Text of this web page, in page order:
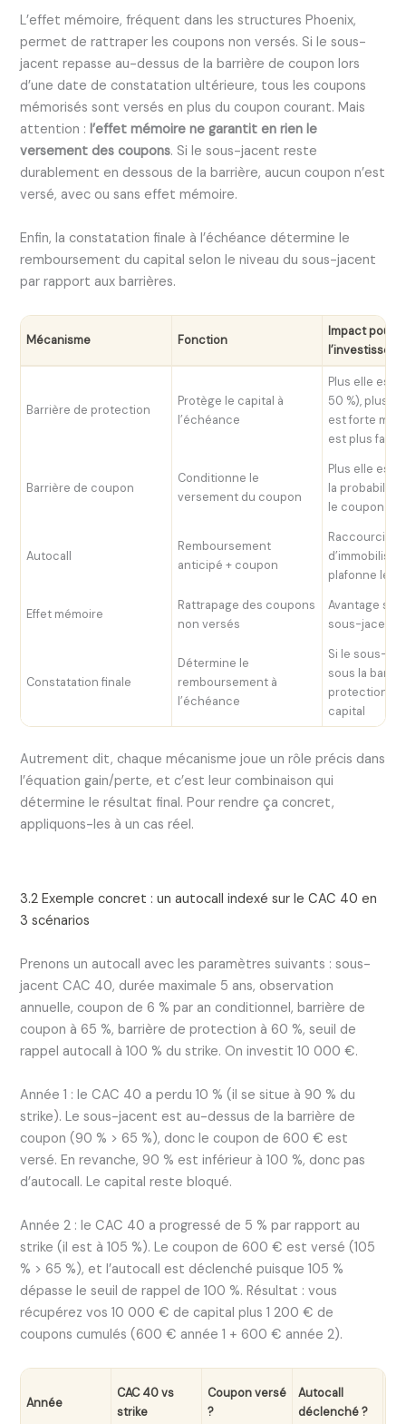
L’effet mémoire, fréquent dans les structures Phoenix,
permet de rattraper les coupons non versés. Si le sous-
jacent repasse au-dessus de la barrière de coupon lors
d’une date de constatation ultérieure, tous les coupons
mémorisés sont versés en plus du coupon courant. Mais
attention :l’effet mémoire ne garantit en rien le
versement des coupons. Si le sous-jacent reste
durablement en dessous de la barrière, aucun coupon n’est
versé, avec ou sans effet mémoire.
Enfin, la constatation finale à l’échéance détermine le
remboursement du capital selon le niveau du sous-jacent
par rapport aux barrières.
Mécanisme Fonction
Impact pour
l’investisseur
Barrière de protection
Protège le capital à
l’échéance
Plus elle est
50 %), plus
est forte
est plus faible
Barrière de coupon
Conditionne le
versement du coupon
Plus elle est
la probabilité
le coupon
Autocall
Remboursement
anticipé + coupon
Raccourcit la
plafonne le
Effet mémoire
Rattrapage des coupons
non versés
Avantage
sous-jacent
Constatation finale
Détermine le
remboursement à
l’échéance
Si le sous-
sous la
protection,
capital
Autrement dit, chaque mécanisme joue un rôle précis dans
l’équation gain/perte, et c’est leur combinaison qui
détermine le résultat final. Pour rendre ça concret,
appliquons-les à un cas réel.
3.2 Exemple concret : un autocall indexé sur le CAC 40 en
3 scénarios
Prenons un autocall avec les paramètres suivants : sous-
jacent CAC 40, durée maximale 5 ans, observation
annuelle, coupon de 6 % par an conditionnel, barrière de
coupon à 65 %, barrière de protection à 60 %, seuil de
rappel autocall à 100 % du strike. On investit 10 000 €.
Année 1 : le CAC 40 a perdu 10 % (il se situe à 90 % du
strike). Le sous-jacent est au-dessus de la barrière de
coupon (90 % > 65 %), donc le coupon de 600 € est
versé. En revanche, 90 % est inférieur à 100 %, donc pas
d’autocall. Le capital reste bloqué.
Année 2 : le CAC 40 a progressé de 5 % par rapport au
strike (il est à 105 %). Le coupon de 600 € est versé (105
% > 65 %), et l’autocall est déclenché puisque 105 %
dépasse le seuil de rappel de 100 %. Résultat : vous
récupérez vos 10 000 € de capital plus 1 200 € de
coupons cumulés (600 € année 1 + 600 € année 2).
Année
CAC 40 vs
strike
Coupon versé
?
Autocall
déclenché ?